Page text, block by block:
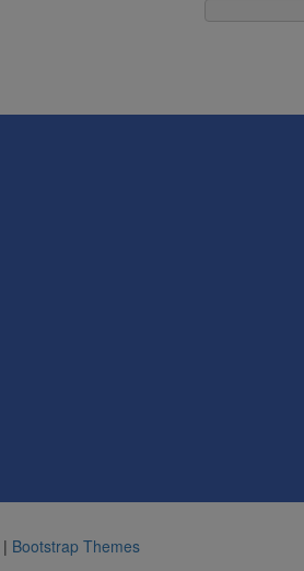
| Bootstrap Themes